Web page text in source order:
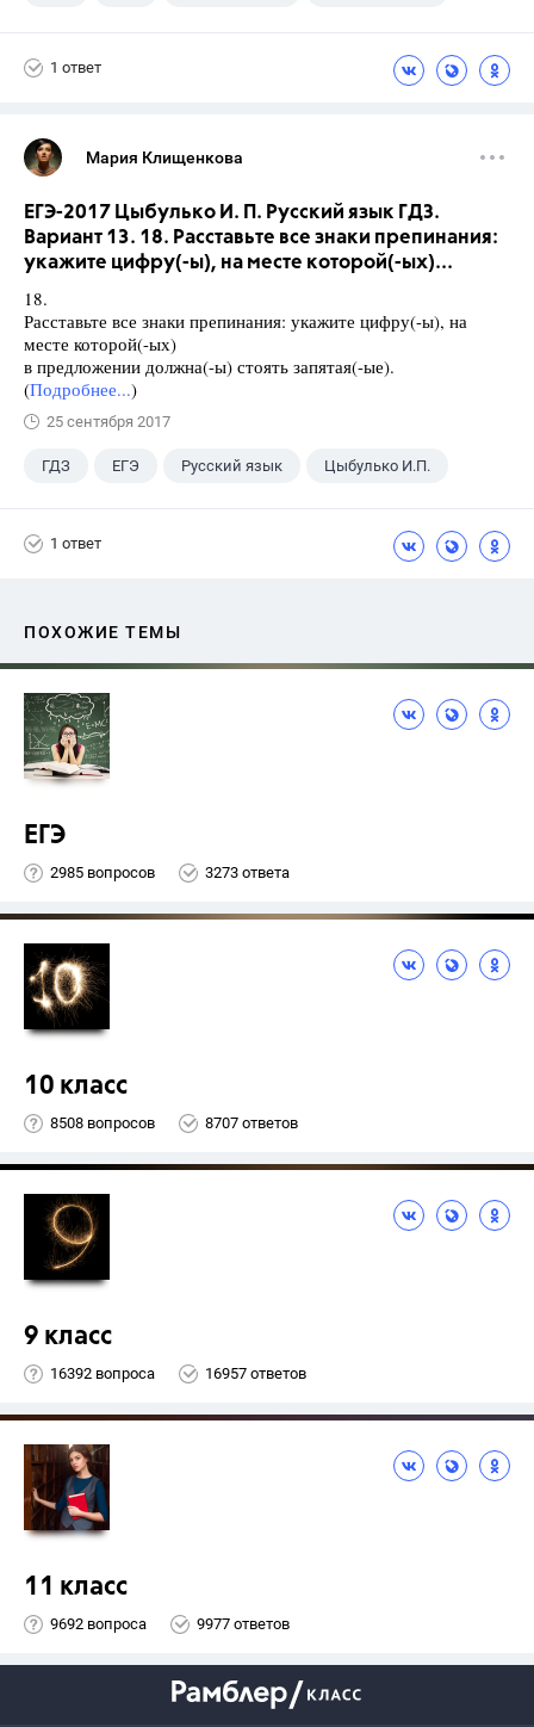
1 ответ
Мария Клищенкова
ЕГЭ-2017 Цыбулько И. П. Русский язык ГДЗ.
Вариант 13. 18. Расставьте все знаки препинания:
укажите цифру(-ы), на месте которой(-ых)...
18.
Расставьте все знаки препинания: укажите цифру(-ы), на
месте которой(-ых)
в предложении должна(-ы) стоять запятая(-ые).
(Подробнее...)
25 сентября 2017
ГДЗ ЕГЭ Русский язык Цыбулько И.П.
1 ответ
ПОХОЖИЕ ТЕМЫ
ЕГЭ
2985 вопросов 3273 ответа
10 класс
8508 вопросов 8707 ответов
9 класс
16392 вопроса 16957 ответов
11 класс
9692 вопроса 9977 ответов